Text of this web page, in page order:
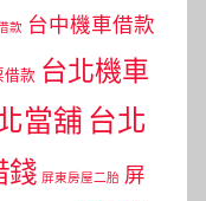
款 台中機車借款
借款 台北機車
當舖 台北
錢 屏東房屋二胎 屏